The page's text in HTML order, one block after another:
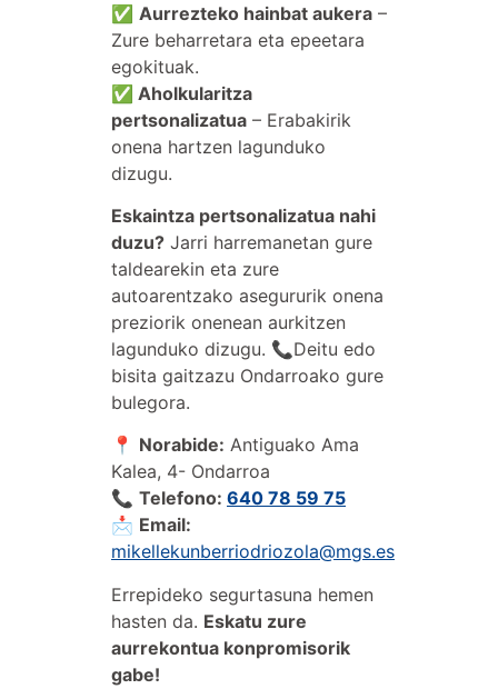
✅ Aurrezteko hainbat aukera –
Zure beharretara eta epeetara
egokituak.
✅ Aholkularitza
pertsonalizatua – Erabakirik
onena hartzen lagunduko
dizugu.
Eskaintza pertsonalizatua nahi
duzu? Jarri harremanetan gure
taldearekin eta zure
autoarentzako asegururik onena
preziorik onenean aurkitzen
lagunduko dizugu. 📞Deitu edo
bisita gaitzazu Ondarroako gure
bulegora.
📍 Norabide: Antiguako Ama
Kalea, 4- Ondarroa
📞 Telefono: 640 78 59 75‬
📩 Email:
mikellekunberriodriozola@mgs.es
Errepideko segurtasuna hemen
hasten da. Eskatu zure
aurrekontua konpromisorik
gabe!